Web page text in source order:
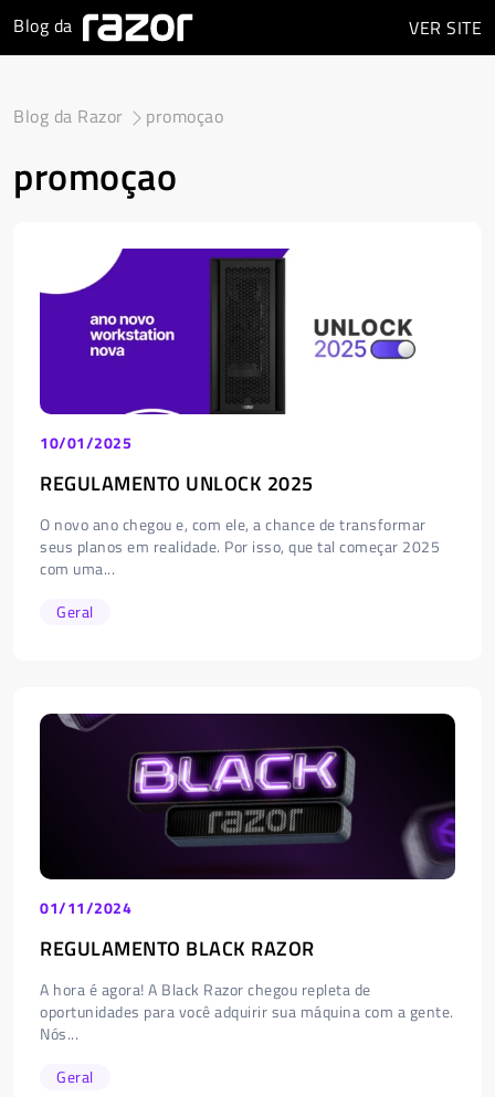
Blog da VER SITE
Blog da Razor promoçao
promoçao
10/01/2025
REGULAMENTO UNLOCK 2025
O novo ano chegou e, com ele, a chance de transformar
seus planos em realidade. Por isso, que tal começar 2025
com uma...
Geral
01/11/2024
REGULAMENTO BLACK RAZOR
A hora é agora! A Black Razor chegou repleta de
oportunidades para você adquirir sua máquina com a gente.
Nós...
Geral